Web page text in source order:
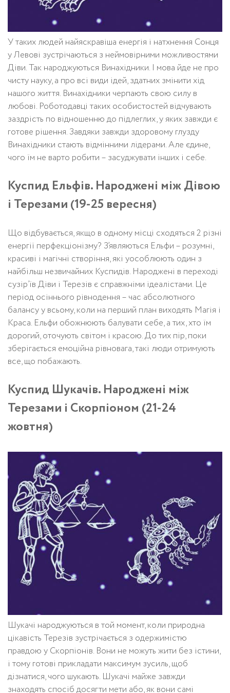
У таких людей найяскравіша енергія і натхнення Сонця
у Левові зустрічаються з неймовірними можливостями
Діви. Так народжуються Винахідники. І мова йде не про
чисту науку, а про всі види ідей, здатних змінити хід
нашого життя. Винахідники черпають свою силу в
любові. Роботодавці таких особистостей відчувають
заздрість по відношенню до підлеглих, у яких завжди є
готове рішення. Завдяки завжди здоровому глузду
Винахідники стають відмінними лідерами. Але єдине,
чого їм не варто робити – засуджувати інших і себе.
Куспид Ельфів. Народжені між Дівою
і Терезами (19-25 вересня)
Що відбувається, якщо в одному місці сходяться 2 різні
енергії перфекціонізму? З’являються Ельфи – розумні,
красиві і магічні створіння, які уособлюють один з
найбільш незвичайних Куспидів. Народжені в переході
сузір’їв Діви і Терезів є справжніми ідеалістами. Це
період осіннього рівнодення – час абсолютного
балансу у всьому, коли на перший план виходять Магія і
Краса. Ельфи обожнюють балувати себе, а тих, хто їм
дорогий, оточують світом і красою. До тих пір, поки
зберігається емоційна рівновага, такі люди отримують
все, що побажають.
Куспид Шукачів. Народжені між
Терезами і Скорпіоном (21-24
жовтня)
Шукачі народжуються в той момент, коли природна
цікавість Терезів зустрічається з одержимістю
правдою у Скорпіонів. Вони не можуть жити без істини,
і тому готові прикладати максимум зусиль, щоб
дізнатися, чого шукають. Шукачі майже завжди
знаходять спосіб досягти мети або, як вони самі